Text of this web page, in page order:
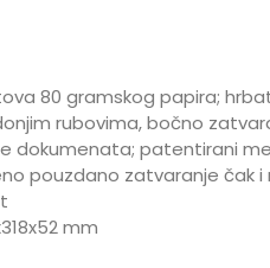
80 gramskog papira;
rubovima, bočno
dokumenata; patentirani
pouzdano zatvaranje čak i
mm